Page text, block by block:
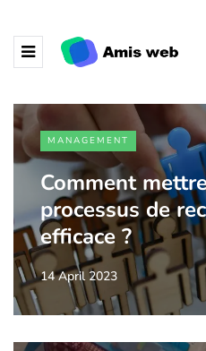
MANAGEMENT
Comment
processus de
efficace ?
14 April 2023